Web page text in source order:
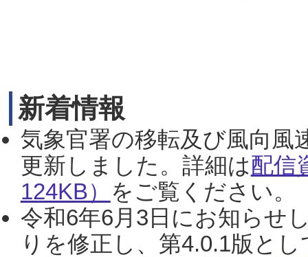
新着情報
気象官署の移転及び風向風
更新しました。詳細は配信
124KB） をご覧ください。
令和6年6月3日にお知らせ
りを修正し、第4.0.1版と